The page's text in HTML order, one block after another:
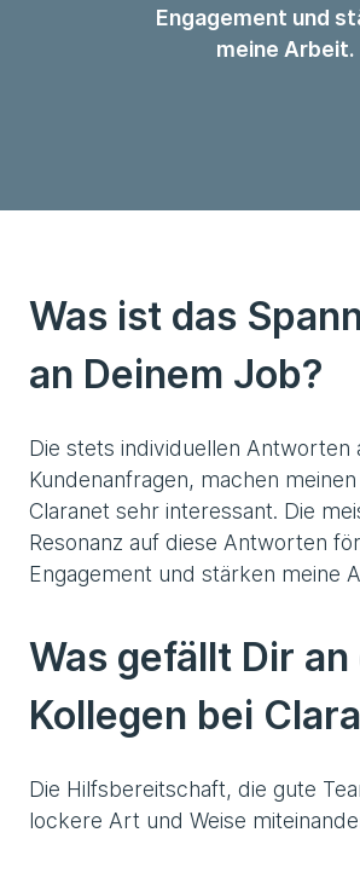
Engagement und
meine Arbeit.
Was ist das
an Deinem Job?
Die stets individuellen Antworten
Kundenanfragen, machen
Claranet sehr interessant. Die
Resonanz auf diese Antworten
Engagement und stärken meine
Was gefällt Dir an
Kollegen bei
Die Hilfsbereitschaft, die gute
lockere Art und Weise